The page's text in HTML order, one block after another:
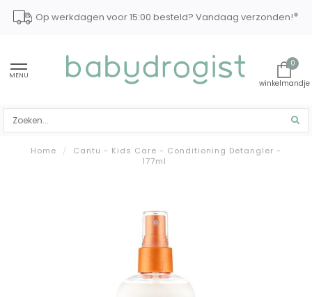
Op werkdagen voor 15:00 besteld? Vandaag verzonden!*
MENU
0
Home /
Cantu - Kids Care - Conditioning Detangler -
177ml